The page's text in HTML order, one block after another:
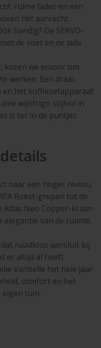
ruime lades en een
het aanrecht
handig? De SERVO-
de voet en de lade
kozen we ervoor om
werken. Een draai-
en het koffiezetapparaat
wijnfrigo stijlvol in
is tot in de puntjes
naar een hoger niveau
Roest-grepen tot de
Atlas Neo Copper-kraan
elegantie van de ruimte.
naadloos aansluit bij
er altijd al heeft
Vanbelle het hele jaar
comfort en het
tuin.